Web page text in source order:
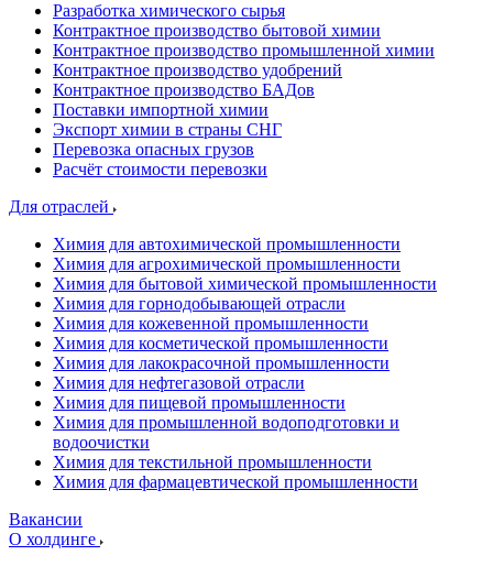
Разработка химического сырья
Контрактное производство бытовой химии
Контрактное производство промышленной химии
Контрактное производство удобрений
Контрактное производство БАДов
Поставки импортной химии
Экспорт химии в страны СНГ
Перевозка опасных грузов
Расчёт стоимости перевозки
Для отраслей
Химия для автохимической промышленности
Химия для агрохимической промышленности
Химия для бытовой химической промышленности
Химия для горнодобывающей отрасли
Химия для кожевенной промышленности
Химия для косметической промышленности
Химия для лакокрасочной промышленности
Химия для нефтегазовой отрасли
Химия для пищевой промышленности
Химия для промышленной водоподготовки и
водоочистки
Химия для текстильной промышленности
Химия для фармацевтической промышленности
Вакансии
О холдинге